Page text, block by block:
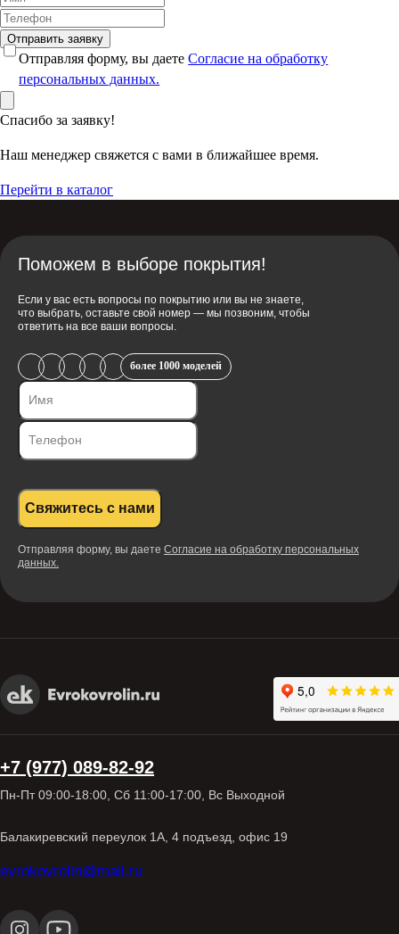
Отправить заявку
Отправляя форму, вы даетеСогласие на обработку
персональных данных.
Спасибо за заявку!
Наш менеджер свяжется с вами в ближайшее время.
Перейти в каталог
Поможем в выборе покрытия!
Если у вас есть вопросы по покрытию или вы не знаете,
что выбрать, оставьте свой номер — мы позвоним, чтобы
ответить на все ваши вопросы.
более 1000 моделей
Свяжитесь с нами
Отправляя форму, вы даете Согласие на обработку персональных
данных.
+7 (977) 089-82-92
Пн-Пт 09:00-18:00, Сб 11:00-17:00, Вс Выходной
Балакиревский переулок 1А, 4 подъезд, офис 19
evrokovrolin@mail.ru